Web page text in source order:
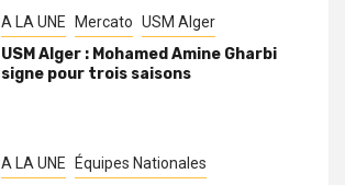
A LA UNE Mercato USM Alger
USM Alger : Mohamed Amine Gharbi
signe pour trois saisons
A LA UNE Équipes Nationales